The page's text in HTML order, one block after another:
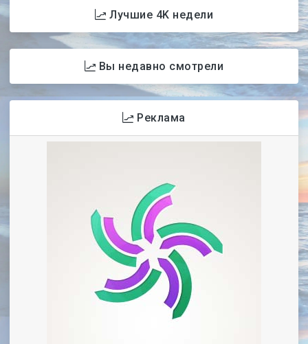
Лучшие 4K недели
Вы недавно смотрели
Реклама